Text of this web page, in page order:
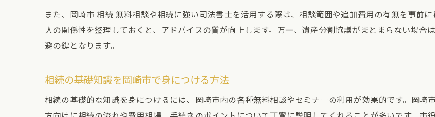
また、岡崎市 相続 無料相談や相続に強い司法書士を活用する際は、相談範囲や追加費用の有無を事前
人の関係性を整理しておくと、アドバイスの質が向上します。万一、遺産分割協議がまとまらない場合
避の鍵となります。
相続の基礎知識を岡崎市で身につける方法
相続の基礎的な知識を身につけるには、岡崎市内の各種無料相談やセミナーの利用が効果的です。岡崎